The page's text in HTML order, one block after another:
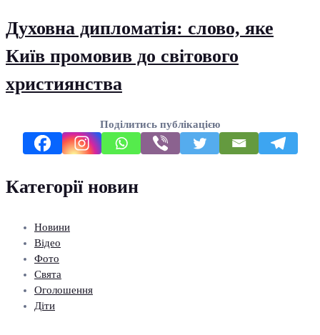
Духовна дипломатія: слово, яке
Київ промовив до світового
християнства
Поділитись публікацією
Категорії новин
Новини
Відео
Фото
Свята
Оголошення
Діти